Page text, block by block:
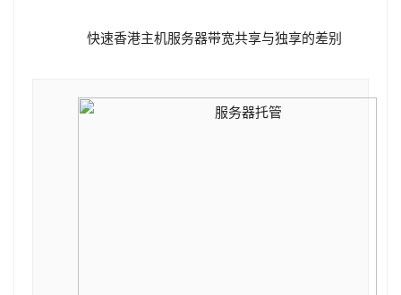
快速香港主机服务器带宽共享与独享的差别